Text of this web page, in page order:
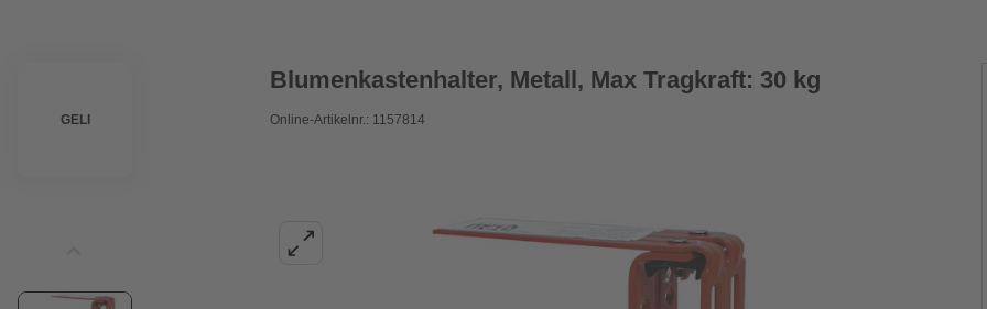
GELI
Blumenkastenhalter, Metall, Max Tragkraft: 30 kg
Online-Artikelnr.: 1157814